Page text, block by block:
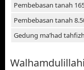
Pembebasan tanah
Pembebasan tanah
Gedung ma’had